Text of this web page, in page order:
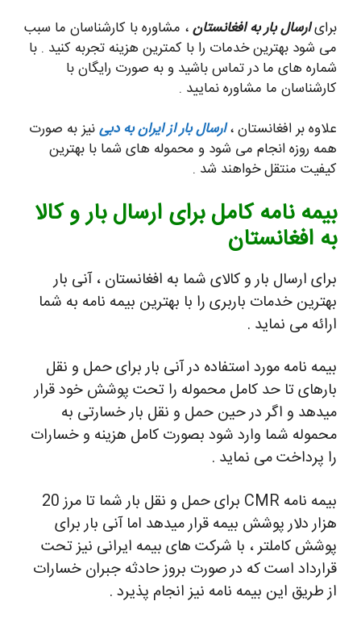
برایارسال بار به افغانستان، مشاوره با کارشناسان ما سبب
می شود بهترین خدمات را با کمترین هزینه تجربه کنید . با
شماره های ما در تماس باشید و به صورت رایگان با
کارشناسان ما مشاوره نمایید .
علاوه بر افغانستان ،ارسال بار از ایران به دبینیز به صورت
همه روزه انجام می شود و محموله های شما با بهترین
کیفیت منتقل خواهند شد .
بیمه نامه کامل برای ارسال بار و کالا
به افغانستان
برای ارسال بار و کالای شما به افغانستان ، آنی بار
بهترین خدمات باربری را با بهترین بیمه نامه به شما
ارائه می نماید .
بیمه نامه مورد استفاده در آنی بار برای حمل و نقل
بارهای تا حد کامل محموله را تحت پوشش خود قرار
میدهد و اگر در حین حمل و نقل بار خسارتی به
محموله شما وارد شود بصورت کامل هزینه و خسارات
را پرداخت می نماید .
بیمه نامه CMR برای حمل و نقل بار شما تا مرز 20
هزار دلار پوشش بیمه قرار میدهد اما آنی بار برای
پوشش کاملتر ، با شرکت های بیمه ایرانی نیز تحت
قرارداد است که در صورت بروز حادثه جبران خسارات
از طریق این بیمه نامه نیز انجام پذیرد .